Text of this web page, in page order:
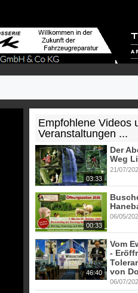
Empfohlene Videos
Veranstaltungen ...
03:33
Der
Weg
21/07/
00:33
06/05/
46:40
Vom
-
von
06/07/